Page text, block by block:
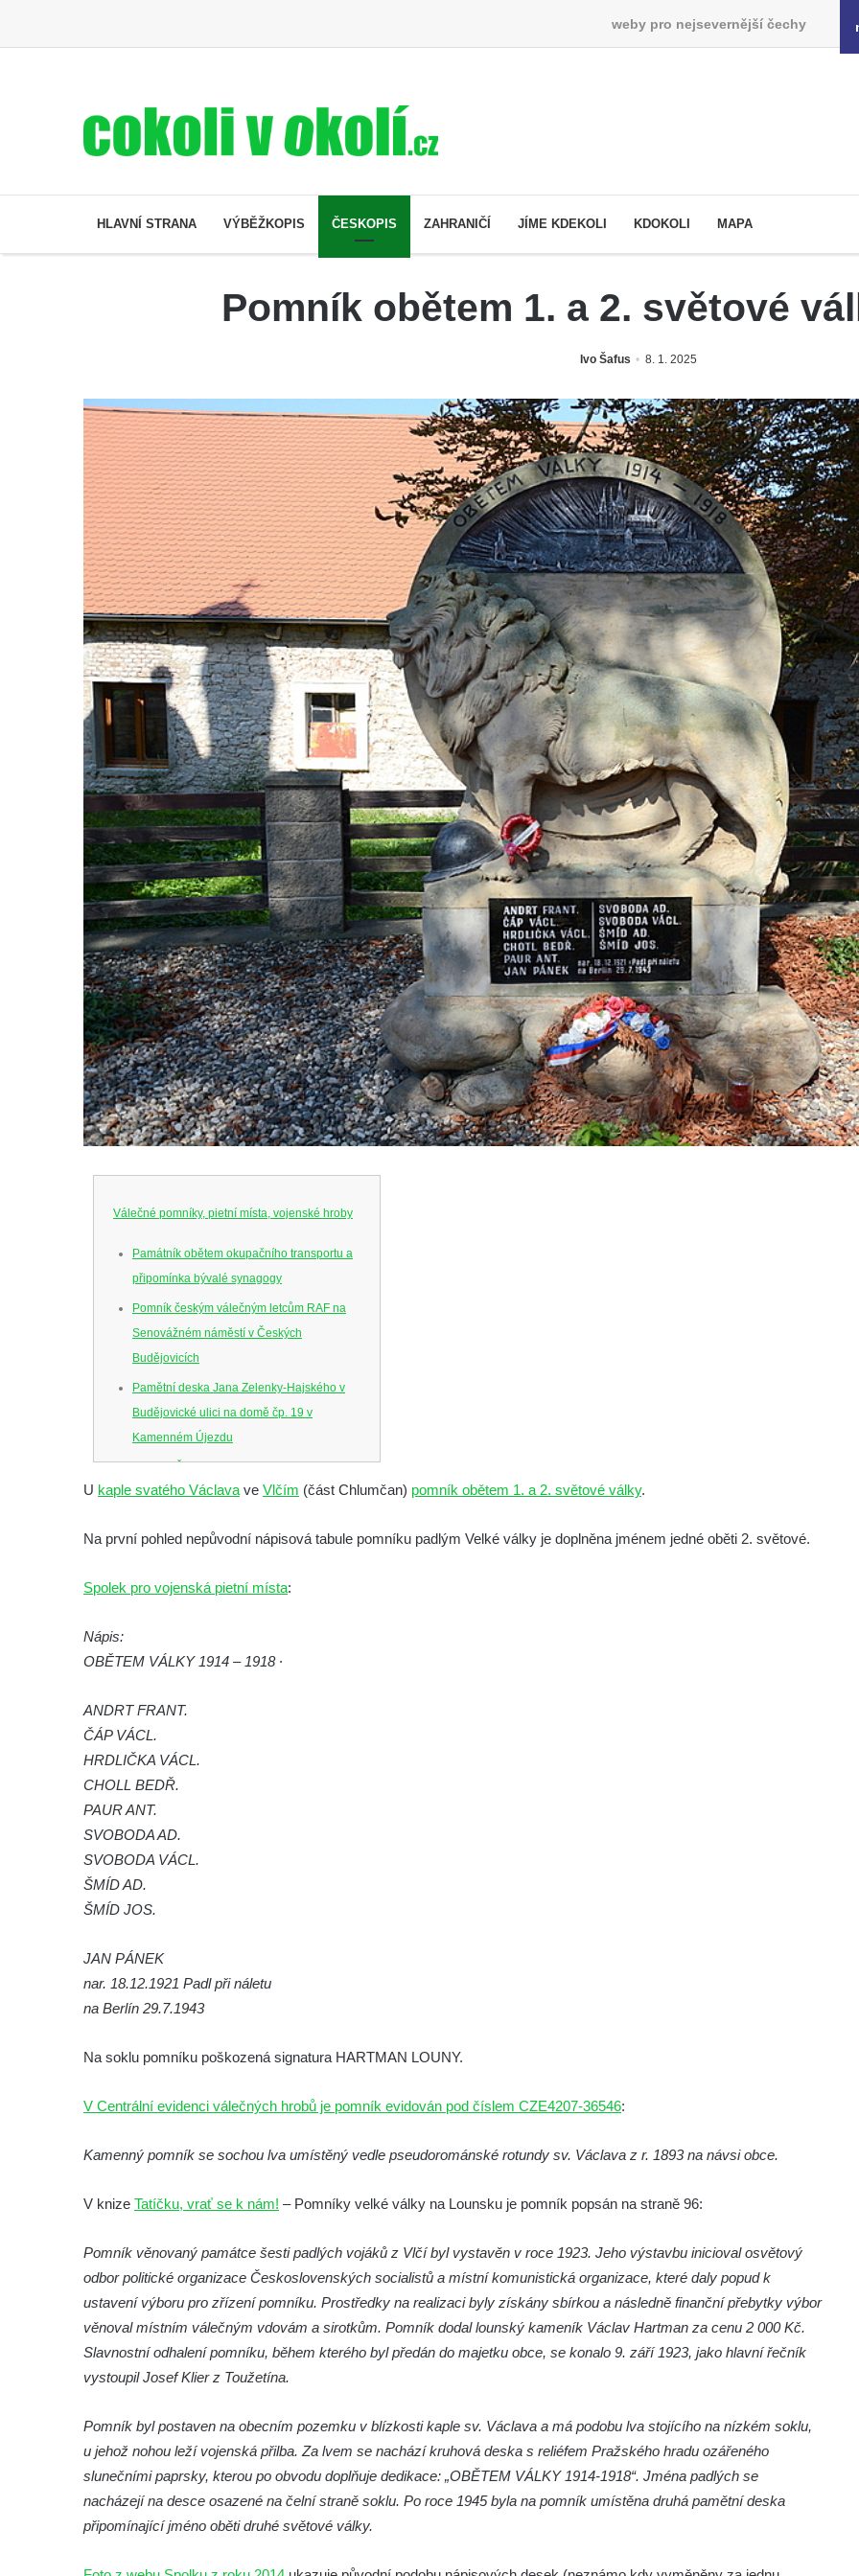
weby pro nejsevernější čechy
HLAVNÍ STRANA VÝBĚŽKOPIS ČESKOPIS ZAHRANIČÍ JÍME KDEKOLI KDOKOLI MAPA
Pomník obětem 1. a 2. světové
Ivo Šafus 8. 1. 2025
Válečné pomníky, pietní místa, vojenské hroby
Památník obětem okupačního transportu a
připomínka bývalé synagogy
Pomník českým válečným letcům RAF na
Senovážném náměstí v Českých
Budějovicích
Pamětní deska Jana Zelenky-Hajského v
Budějovické ulici na domě čp. 19 v
Kamenném Újezdu
Kenotaf Šimona Valhy na starém hřbitově v
Kamenném Újezdě
hřbitově v Kamenném Újezdě
Velešíně
Velešíně
Hrob Jana Foitla na hřbitově ve Velešíně
Hrob Ludvíka Tůmy na hřbitově ve Velešíně
Pomník obětem 2. světové války na hřbitově
u kostela svatého Václava ve Velešíně
Pamětní deska 240 MILES TO FREEDOM u
pomníku obětem válek na náměstí J. V.
Pomník obětem 1. a 2. světové války na
náměstí J. V. Kamarýta ve Velešíně
Pomník obětem 1. a 2. světové války v
hřbitově v Římově
Předoníně
Pamětní deska obětem 1. světové války v
Kenotaf Pepiho Meisela na hřbitově v
Kenotaf Leopolda Malata na hřbitově v
Dolním Podluží
Kenotaf Antona Klause na hřbitově v
Kenotaf Heinricha Klause na hřbitově v
Dolním Podluží
Kenotaf Josefa Stolle na hřbitově v Dolním
Podluží
U kaple svatého Václava ve Vlčím (část Chlumčan) pomník obětem 1. a 2. světové války.
Na první pohled nepůvodní nápisová tabule pomníku padlým Velké války je doplněna jménem jedné oběti 2. světové.
Spolek pro vojenská pietní místa:
Nápis:
OBĚTEM VÁLKY 1914 – 1918 ∙
ANDRT FRANT.
ČÁP VÁCL.
HRDLIČKA VÁCL.
CHOLL BEDŘ.
PAUR ANT.
SVOBODA AD.
SVOBODA VÁCL.
ŠMÍD AD.
ŠMÍD JOS.
JAN PÁNEK
nar. 18.12.1921 Padl při náletu
na Berlín 29.7.1943
Na soklu pomníku poškozená signatura HARTMAN LOUNY.
V Centrální evidenci válečných hrobů je pomník evidován pod číslem CZE4207-36546:
Kamenný pomník se sochou lva umístěný vedle pseudorománské rotundy sv. Václava z r. 1893 na návsi obce.
V knize Tatíčku, vrať se k nám! – Pomníky velké války na Lounsku je pomník popsán na straně 96:
Pomník věnovaný památce šesti padlých vojáků z Vlčí byl vystavěn v roce 1923. Jeho výstavbu inicioval osvětový
odbor politické organizace Československých socialistů a místní komunistická organizace, které daly popud k
ustavení výboru pro zřízení pomníku. Prostředky na realizaci byly získány sbírkou a následně finanční přebytky výbor
věnoval místním válečným vdovám a sirotkům. Pomník dodal lounský kameník Václav Hartman za cenu 2 000 Kč.
Slavnostní odhalení pomníku, během kterého byl předán do majetku obce, se konalo 9. září 1923, jako hlavní řečník
vystoupil Josef Klier z Toužetína.
Pomník byl postaven na obecním pozemku v blízkosti kaple sv. Václava a má podobu lva stojícího na nízkém soklu,
u jehož nohou leží vojenská přilba. Za lvem se nachází kruhová deska s reliéfem Pražského hradu ozářeného
slunečními paprsky, kterou po obvodu doplňuje dedikace: „OBĚTEM VÁLKY 1914-1918“. Jména padlých se
nacházejí na desce osazené na čelní straně soklu. Po roce 1945 byla na pomník umístěna druhá pamětní deska
připomínající jméno oběti druhé světové války.